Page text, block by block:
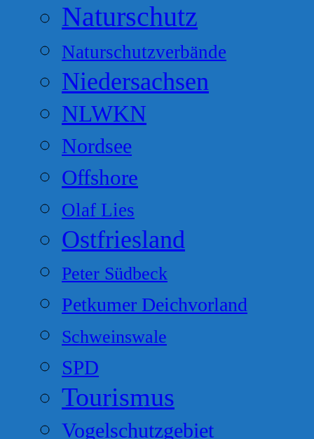
Naturschutz
Naturschutzverbände
Niedersachsen
NLWKN
Nordsee
Offshore
Olaf Lies
Ostfriesland
Peter Südbeck
Petkumer Deichvorland
Schweinswale
SPD
Tourismus
Vogelschutzgebiet